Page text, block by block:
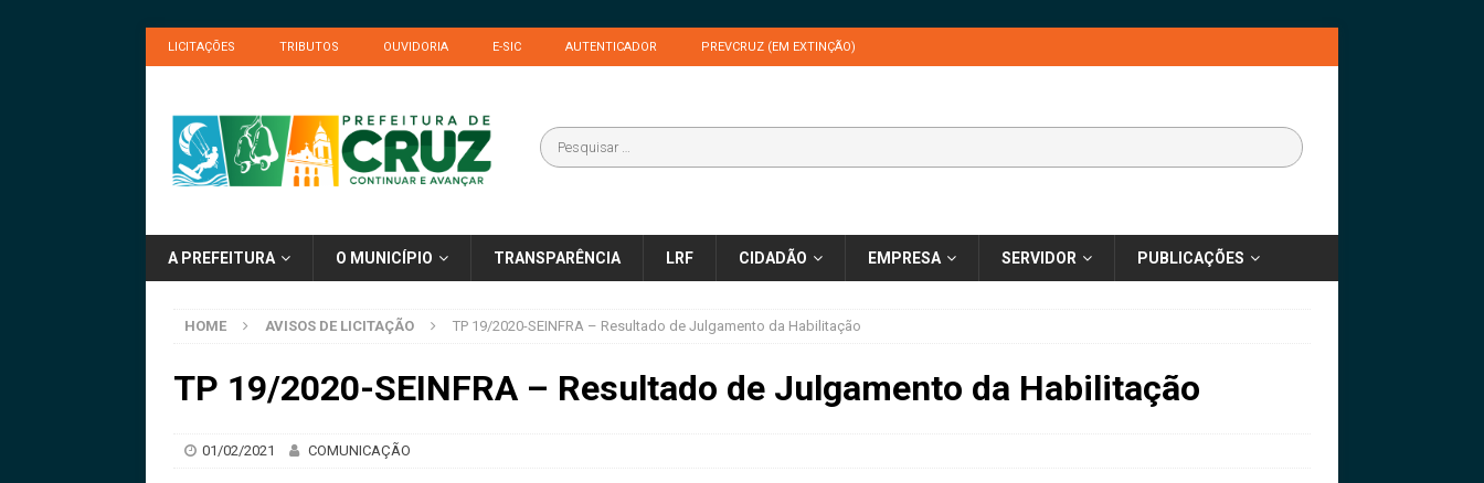
LICITAÇÕES TRIBUTOS OUVIDORIA E-SIC AUTENTICADOR PREVCRUZ (EM EXTINÇÃO)
A PREFEITURA O MUNICÍPIO TRANSPARÊNCIA LRF CIDADÃO EMPRESA SERVIDOR PUBLICAÇÕES
HOME AVISOS DE LICITAÇÃO TP 19/2020-SEINFRA – Resultado de Julgamento da Habilitação
TP 19/2020-SEINFRA – Resultado de Julgamento da Habilitação
01/02/2021 COMUNICAÇÃO